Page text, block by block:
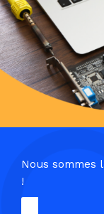
Nous sommes
!